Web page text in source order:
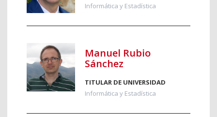
Informática y Estadística
Manuel Rubio
Sánchez
TITULAR DE UNIVERSIDAD
Informática y Estadística